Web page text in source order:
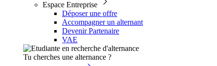
Espace Entreprise
Déposer une offre
Accompagner un alternant
Devenir Partenaire
VAE
Tu cherches une alternance ?